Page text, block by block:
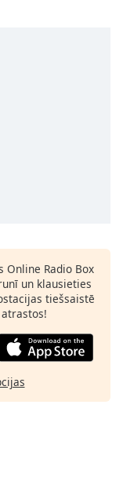
Online Radio Box
un klausieties
tiešsaistē